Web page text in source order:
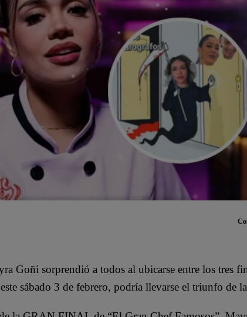
Goñi sorprendió a todos al ubicarse entre los tres
sábado 3 de febrero, podría llevarse el triunfo de